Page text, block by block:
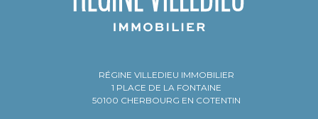
RÉGINE VILLEDIEU IMMOBILIER
1 PLACE DE LA FONTAINE
50100 CHERBOURG EN COTENTIN